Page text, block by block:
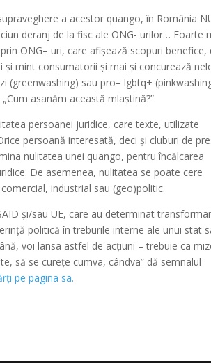
a acestor quango, în România
deranj de la fisc ale ONG- urilor… Foarte
ONG– uri, care afișează scopuri benefice,
mint consumatorii și mai și concurează
sau pro– lgbtq+
asanăm această mlaștină?”
persoanei juridice, care texte, utilizate
persoană interesată, deci și cluburi de
nulitatea unei quango, pentru încălcarea
De asemenea, nulitatea se poate cere
industrial sau (geo)politic.
și/sau UE, care au determinat
politică în treburile interne ale unui stat
voi lansa astfel de acțiuni – trebuie ca
să se curețe cumva, cândva” dă semnalul
pe pagina sa.